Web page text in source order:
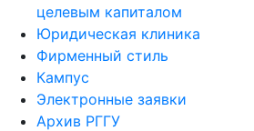
целевым капиталом
Юридическая клиника
Фирменный стиль
Кампус
Электронные заявки
Архив РГГУ